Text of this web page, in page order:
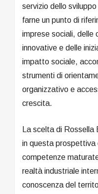
servizio dello
farne un punto di
imprese sociali, delle
innovative e delle
impatto sociale,
strumenti di
organizzativo e
crescita.
La scelta di
in questa prospettiva
competenze
realtà industriale
conoscenza del